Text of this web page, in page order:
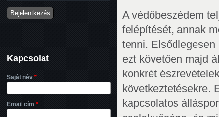
A védőbeszédem
felépítését, annak
tenni.
ezt követően majd
konkrét
következtetésekre.
kapcsolatos
Kapcsolat
Saját név *
Email cím *